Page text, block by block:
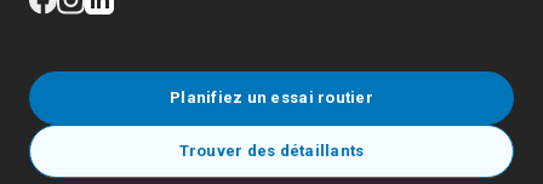
Planifiez un essai routier
Trouver des détaillants